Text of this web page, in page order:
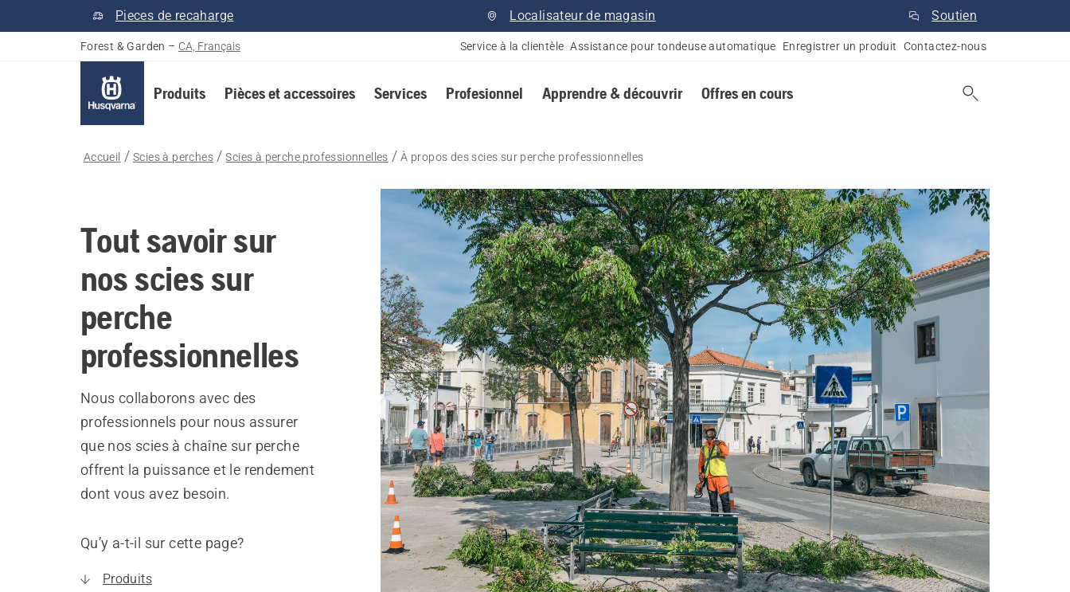
Pieces de recaharge Localisateur de magasin Soutien
Forest & Garden – CA, Français Service à la clientèle Assistance pour tondeuse automatique Enregistrer un produit Contactez-nous
Produits Pièces et accessoires Services Profesionnel Apprendre & découvrir Offres en cours
Accueil Scies à perches Scies à perche professionnelles À propos des scies sur perche professionnelles
Tout savoir sur
nos scies sur
perche
professionnelles
Nous collaborons avec des
professionnels pour nous assurer
que nos scies à chaîne sur perche
offrent la puissance et le rendement
dont vous avez besoin.
Qu’y a-t-il sur cette page?
Produits